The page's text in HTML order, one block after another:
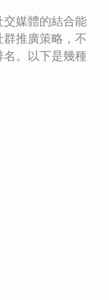
交媒體的結合能
推廣策略，不
。以下是幾種